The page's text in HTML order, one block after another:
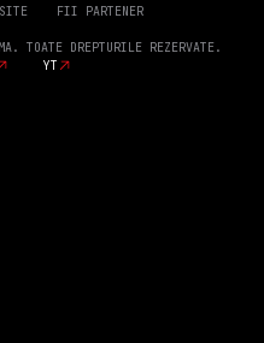
FII PARTENER
TOATE DREPTURILE REZERVATE.
YT